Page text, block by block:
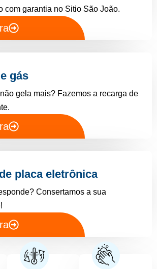
com garantia no Sitio São João.
gás
gela mais? Fazemos a recarga de
placa eletrônica
Consertamos a sua